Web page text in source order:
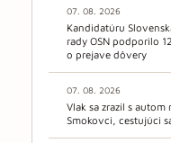
07. 08. 2026
Kandidatúru
rady OSN podporilo
o prejave dôvery
07. 08. 2026
Vlak sa zrazil s
Smokovci, cestujúci